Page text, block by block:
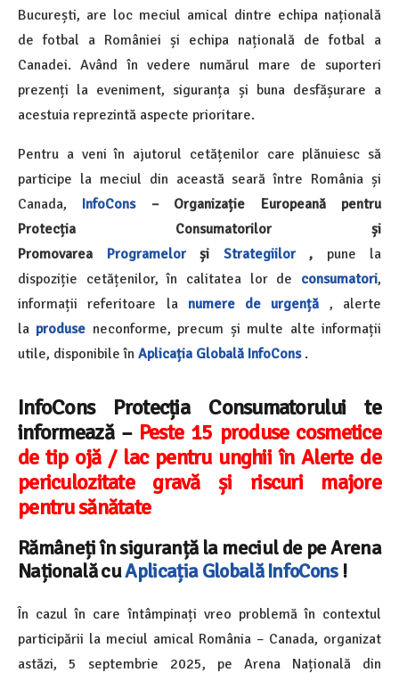
București, are loc meciul amical dintre echipa națională
de fotbal a României și echipa națională de fotbal a
Canadei. Având în vedere numărul mare de suporteri
prezenți la eveniment, siguranța și buna desfășurare a
acestuia reprezintă aspecte prioritare.
Pentru a veni în ajutorul cetățenilor care plănuiesc să
participe la meciul din această seară între România și
Canada, InfoCons– Organizație Europeană pentru
Protecția Consumatorilor și
Promovarea Programelorși Strategiilor, pune la
dispoziție cetățenilor, în calitatea lor de consumatori,
informații referitoare la numere de urgență , alerte
la produse neconforme, precum și multe alte informații
utile, disponibile în Aplicația Globală InfoCons.
InfoCons Protecția Consumatorului te
informează – Peste 15 produse cosmetice
de tip ojă / lac pentru unghii în Alerte de
periculozitate gravă și riscuri majore
pentru sănătate
Rămâneți în siguranță la meciul de pe Arena
Națională cuAplicația Globală InfoCons!
În cazul în care întâmpinați vreo problemă în contextul
participării la meciul amical România – Canada, organizat
astăzi, 5 septembrie 2025, pe Arena Națională din